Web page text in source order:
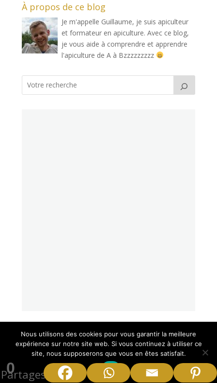
0
Partages
À propos de ce blog
Je m'appelle Guillaume, je suis apiculteur
et formateur en apiculture. Avec ce blog,
je vous aide à comprendre et apprendre
l'apiculture de A à Bzzzzzzzzz
Les articles les plus lus
Nous utilisons des cookies pour vous garantir la meilleure
expérience sur notre site web. Si vous continuez à utiliser ce
site, nous supposerons que vous en êtes satisfait.
Ok